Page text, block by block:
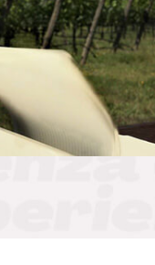
Cile
Portogallo
Spagna
Tutti i vini esteri »
Weissbier
Tutte le tipologie »
Marzadro
Planeta
Tutte le cantine »